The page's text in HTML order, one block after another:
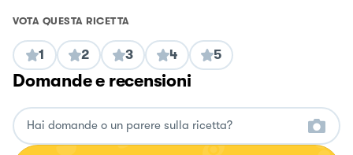
VOTA QUESTA RICETTA
1 2 3 4 5
Domande e recensioni